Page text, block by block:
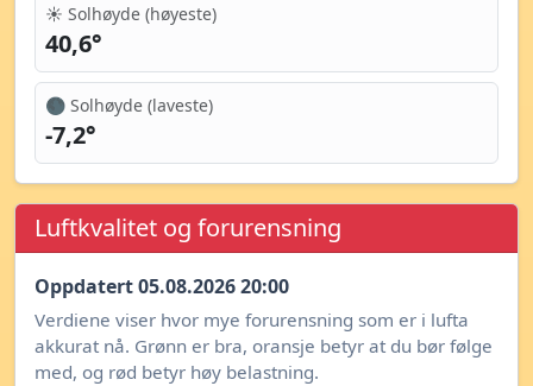
☀️ Solhøyde (høyeste)
40,6°
🌑 Solhøyde (laveste)
-7,2°
Luftkvalitet og forurensning
Oppdatert 05.08.2026 20:00
Verdiene viser hvor mye forurensning som er i lufta
akkurat nå. Grønn er bra, oransje betyr at du bør følge
med, og rød betyr høy belastning.